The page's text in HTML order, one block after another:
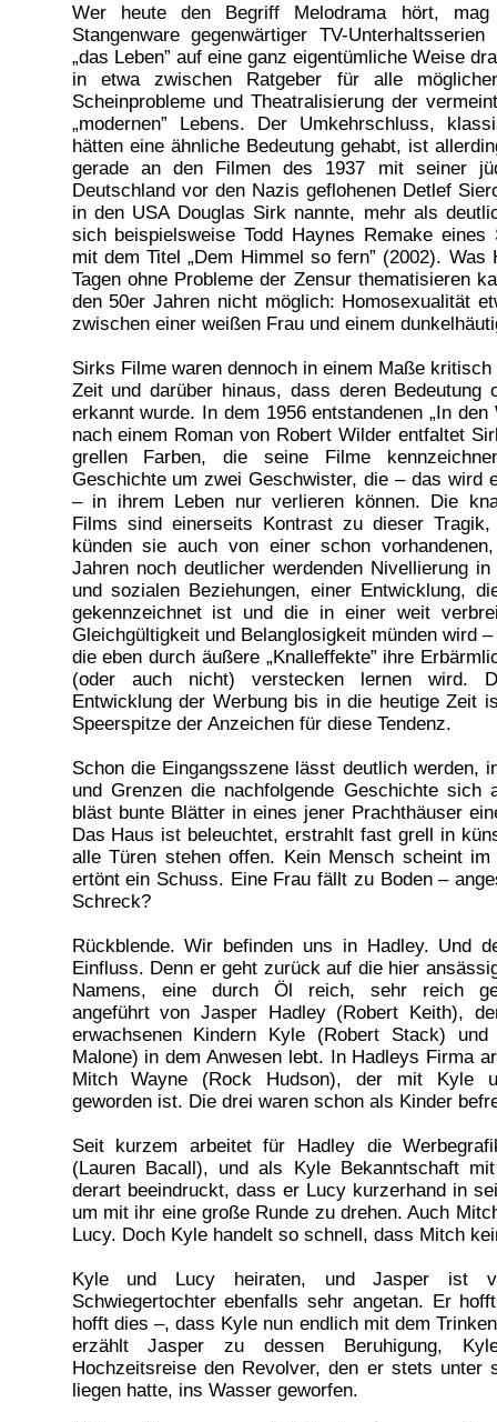
Wer heute den Begriff Melodrama hört,
Stangenware gegenwärtiger TV-
„das Leben” auf eine ganz eigentümliche Weise
in etwa zwischen Ratgeber für alle
Scheinprobleme und Theatralisierung der
„modernen” Lebens. Der Umkehrschluss,
hätten eine ähnliche Bedeutung gehabt, ist
gerade an den Filmen des 1937 mit seiner
Deutschland vor den Nazis geflohenen Detlef
in den USA Douglas Sirk nannte, mehr als
sich beispielsweise Todd Haynes Remake eines
mit dem Titel „Dem Himmel so fern” (2002). Was
Tagen ohne Probleme der Zensur thematisieren
den 50er Jahren nicht möglich: Homosexualität
zwischen einer weißen Frau und einem
Sirks Filme waren dennoch in einem Maße
Zeit und darüber hinaus, dass deren Bedeutung
erkannt wurde. In dem 1956 entstandenen „In den
nach einem Roman von Robert Wilder entfaltet
grellen Farben, die seine Filme
Geschichte um zwei Geschwister, die – das wird
– in ihrem Leben nur verlieren können. Die
Films sind einerseits Kontrast zu dieser Tragik,
künden sie auch von einer schon
Jahren noch deutlicher werdenden Nivellierung
und sozialen Beziehungen, einer Entwicklung,
gekennzeichnet ist und die in einer weit
Gleichgültigkeit und Belanglosigkeit münden wird
die eben durch äußere „Knalleffekte” ihre
(oder auch nicht) verstecken lernen wird.
Entwicklung der Werbung bis in die heutige Zeit
Speerspitze der Anzeichen für diese Tendenz.
Schon die Eingangsszene lässt deutlich werden,
und Grenzen die nachfolgende Geschichte sich
bläst bunte Blätter in eines jener Prachthäuser
Das Haus ist beleuchtet, erstrahlt fast grell in
alle Türen stehen offen. Kein Mensch scheint
ertönt ein Schuss. Eine Frau fällt zu Boden –
Schreck?
Rückblende. Wir befinden uns in Hadley. Und
Einfluss. Denn er geht zurück auf die hier
Namens, eine durch Öl reich, sehr reich
angeführt von Jasper Hadley (Robert Keith),
erwachsenen Kindern Kyle (Robert Stack) und
Malone) in dem Anwesen lebt. In Hadleys Firma
Mitch Wayne (Rock Hudson), der mit Kyle
geworden ist. Die drei waren schon als Kinder
Seit kurzem arbeitet für Hadley die
(Lauren Bacall), und als Kyle Bekanntschaft
derart beeindruckt, dass er Lucy kurzerhand in
um mit ihr eine große Runde zu drehen. Auch
Lucy. Doch Kyle handelt so schnell, dass Mitch
Kyle und Lucy heiraten, und Jasper ist
Schwiegertochter ebenfalls sehr angetan. Er
hofft dies –, dass Kyle nun endlich mit dem
erzählt Jasper zu dessen Beruhigung,
Hochzeitsreise den Revolver, den er stets unter
liegen hatte, ins Wasser geworfen.